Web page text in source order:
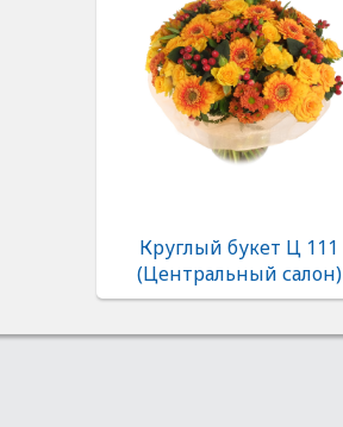
Круглый букет Ц 111
(Центральный салон)